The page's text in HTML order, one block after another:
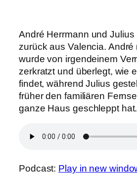
André Herrmann und Julius
zurück aus Valencia. André
wurde von irgendeinem
zerkratzt und überlegt, wie
findet, während Julius
früher den familiären
ganze Haus geschleppt hat.
Podcast: Play in new